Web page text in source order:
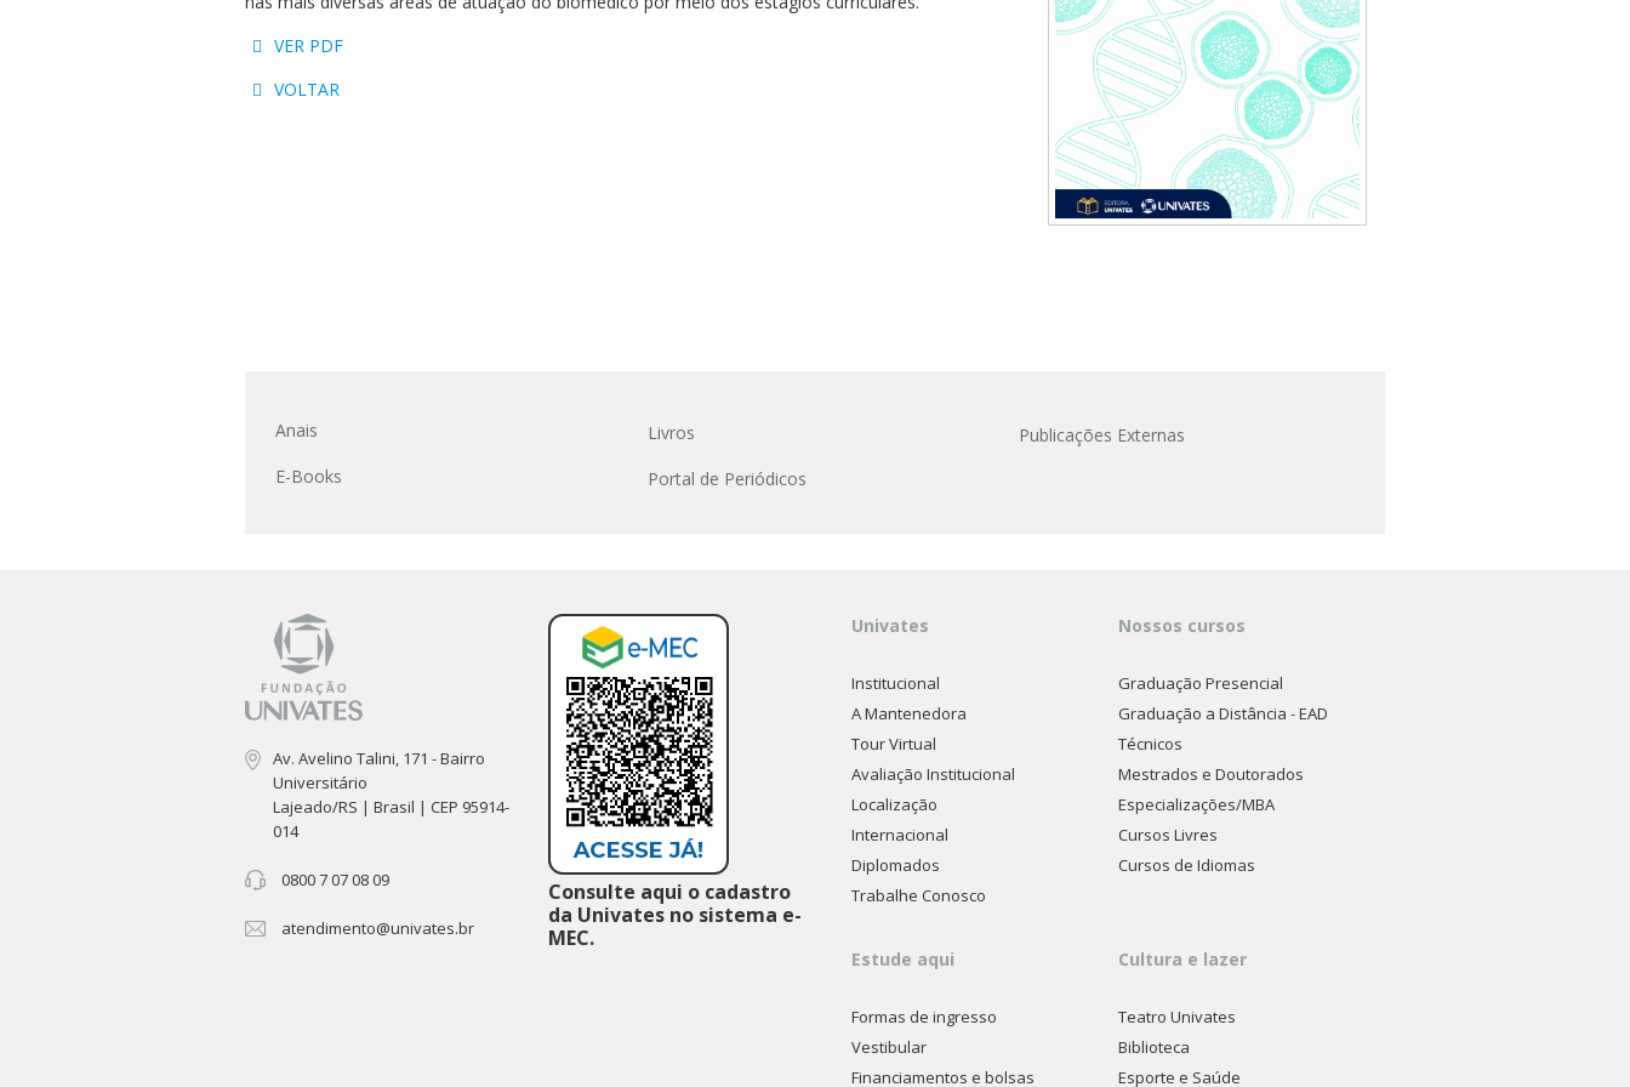
Residências Médicas
Trabalhe Conosco
VER PDF
VOLTAR
Anais
E-Books
Livros
Portal de Periódicos
Publicações Externas
Av. Avelino Talini, 171 - Bairro
Universitário
Lajeado/RS | Brasil | CEP 95914-
014
0800 7 07 08 09
atendimento@univates.br
Consulte aqui o cadastro
da Univates no sistema e-
MEC.
Univates
Institucional
A Mantenedora
Tour Virtual
Avaliação Institucional
Localização
Internacional
Diplomados
Trabalhe Conosco
Nossos cursos
Graduação Presencial
Graduação a Distância - EAD
Técnicos
Mestrados e Doutorados
Especializações/MBA
Cursos Livres
Cursos de Idiomas
Estude aqui
Formas de ingresso
Vestibular
Financiamentos e bolsas
Cultura e lazer
Teatro Univates
Biblioteca
Esporte e Saúde